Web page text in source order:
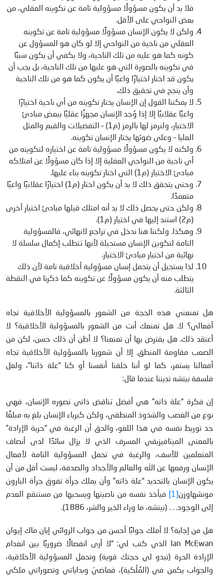
فلا بد أن يكون مسؤولًا مسؤولية تامة عن تكوينه العقلي، من
بعض النواحي على الأقل.
ولكن لا يكون الإنسان مسؤولًا مسؤولية تامة عن تكوينه
العقلي من ناحية من النواحي إلا لو كان هو المسؤول عن
كونه كما هو عليه من تلك الناحية، ولا يكفي أن يكون سببًا
في تكوينه بالصورة التي هو عليها من تلك الناحية، بل يجب أن
يكون قد اختار اختيارًا واعيًا أن يكون كما هو من تلك الناحية
وأن ينجح في تحقيق ذلك.
لا يمكننا القول إن الإنسان يختار تكوينه من أي ناحية اختيارًا
واعيًا عقلانيًا إلا إذا وُجد الإنسان مجهزًا عقليًا ببعض مبادئ
الاختيار، ولنرمز لها بالرمز (م1) – التفضيلات والقيم والمثل
العليا – وعلى ضوئها يختار الإنسان تكوينه.
ولكنه لا يكون مسؤولًا مسؤولية تامة عن اختياره لتكوينه من
أي ناحية من النواحي العقلية إلا إذا كان مسؤولًا عن امتلاكه
مبادئ الاختيار (م1) التي اختار تكوينه بناء عليها.
وحتى يتحقق ذلك لا بد أن يكون اختار (م1) اختيارًا عقلانيًا واعيًا
متعمدًا.
ولكن حتى يحصل ذلك لا بد أنه امتلك قبلها مبادئ اختيار أخرى
(م2) استند إليها في اختيار (م1).
وهكذا. ولكننا هنا ندخل في تراجع لانهائي، فالمسؤولية
التامة لتكوين الإنسان مستحيلة لأنها تتطلب إكمال سلسلة لا
نهائية من اختيار مبادئ الاختيار.
لذا يستحيل أن يتحمل إنسان مسؤولية أخلاقية تامة لأن ذلك
يتطلب منه أن يكون مسؤولًا عن تكوينه كما ذكرنا في النقطة
الثالثة.
هل تمنعني هذه الحجة من الشعور بالمسؤولية الأخلاقية تجاه
أفعالي؟ لا. هل تمنعك أنت من الشعور بالمسؤولية الأخلاقية؟ لا
أعتقد ذلك. هل يفترض بها أن تمنعنا؟ لا أظن أن ذلك حسن، لكن من
الصعب مقاومة المنطق. إلا أن شعورنا بالمسؤولية الأخلاقية تجاه
أفعالنا يستمر، كما لو أننا خلقنا أنفسنا أو كنا “علة ذاتنا”، ولعل
فلسفة نيتشه تديننا عندما قال:
إن فكرة “علة ذاته” هي أفضل تناقض ذاتي تصوره الإنسان، فهي
نوع من الغصب والشذوذ المنطقي، ولكن كبرياء الإنسان بلغ به مبلغًا
حد توريط نفسه في هذا اللغو، والحق أن الرغبة في “حرية الإرادة”
بالمعنى الميتافيزيقي المسرف الذي لا يزال سائدًا لدى أنصاف
المتعلمين للأسف، والرغبة في تحمل المسؤولية التامة لأفعال
الإنسان ورفعها عن الله والعالم والأجداد والصدفة، ليست أقل من أن
يكون الإنسان بالتحديد “علة ذاته” وأن يملك جرأة تفوق جرأة البارون
مونشهاوزن[1]
فيأخذ نفسه من ناصيتها ويسحبها من مستنقع العدم
إلى الوجود. . . (نيتشه، ما وراء الخير والشر، 1886).
هل من إجابة؟ لا أملك جوابًا أحسن من جواب الروائي إيان ماك إيوان
Ian McEwan الذي كتب لي: “لا أرى انفصالًا ضروريًا بين انعدام
الإرادة الحرة (تبدو لي حجتك قوية) وتحمل المسؤولية الأخلاقية،
والجواب يكمن في (المُلْكية)، فماضيّ وبداياتي وتصوراتي ملكي